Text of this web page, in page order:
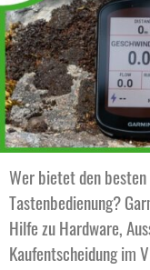
Wer bietet den
Tastenbedienung?
Hilfe zu Hardware,
Kaufentscheidung im